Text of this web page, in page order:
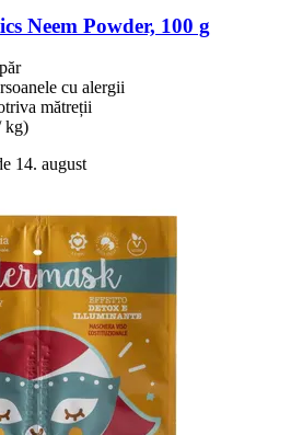
Neem Powder, 100 g
cu alergii
mătreții
kg)
14. august